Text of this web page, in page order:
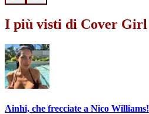
I più visti di Cover Girl
Ainhi, che frecciate a Nico Williams!